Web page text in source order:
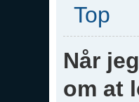
Top
Når
om at